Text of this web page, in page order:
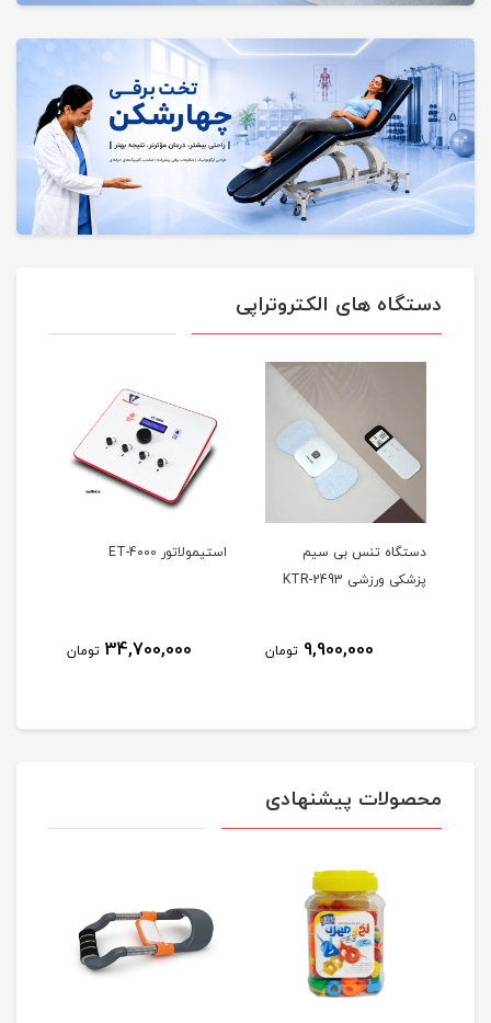
دستگاه های الکتروتراپی
دستگاه تنس بی سیم
پزشکی ورزشی KTR-2493
9,900,000 تومان
استیمولاتور ET-4000
34,700,000 تومان
محصولات پیشنهادی